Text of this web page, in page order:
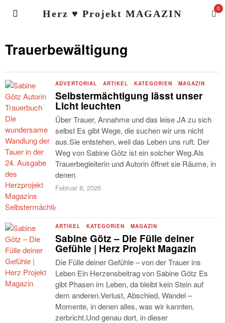
Herz ♥ Projekt MAGAZIN 0
Trauerbewältigung
ADVERTORIAL · ARTIKEL · KATEGORIEN · MAGAZIN
Selbstermächtigung lässt unser
Licht leuchten
Über Trauer, Annahme und das leise JA zu sich
selbst Es gibt Wege, die suchen wir uns nicht
aus.Sie entstehen, weil das Leben uns ruft. Der
Weg von Sabine Götz ist ein solcher Weg.Als
Trauerbegleiterin und Autorin öffnet sie Räume, in
denen
Februar 8, 2026
ARTIKEL · KATEGORIEN · MAGAZIN
Sabine Götz – Die Fülle deiner
Gefühle | Herz Projekt Magazin
Die Fülle deiner Gefühle – von der Trauer ins
Leben Ein Herzensbeitrag von Sabine Götz Es
gibt Phasen im Leben, da bleibt kein Stein auf
dem anderen.Verlust, Abschied, Wandel –
Momente, in denen alles, was wir kannten,
zerbricht.Und genau dort, in dieser